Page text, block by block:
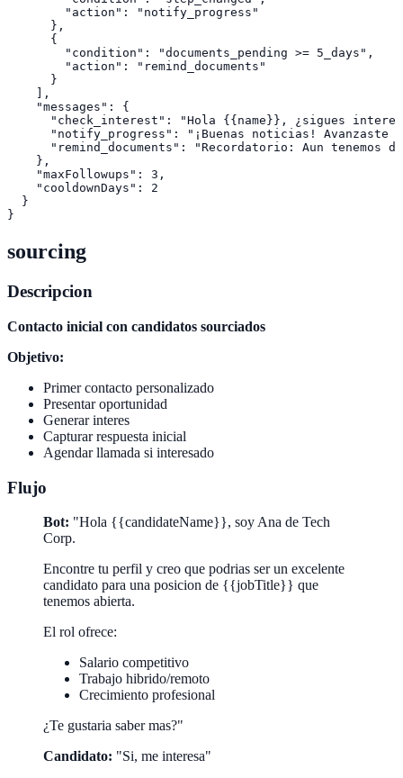
        "action": "notify_progress"
      },
      {
        "condition": "documents_pending >= 5_days",
        "action": "remind_documents"
      }
    ],
    "messages": {
"check_interest": "Hola {{name}}, ¿sigues
"notify_progress": "¡Buenas noticias! Avanzaste
"remind_documents": "Recordatorio: Aun tenemos
    },
    "maxFollowups": 3,
    "cooldownDays": 2
  }
sourcing
Descripcion
Contacto inicial con candidatos sourciados
Objetivo:
Primer contacto personalizado
Presentar oportunidad
Generar interes
Capturar respuesta inicial
Agendar llamada si interesado
Flujo
Bot: "Hola {{candidateName}}, soy Ana de Tech
Corp.
Encontre tu perfil y creo que podrias ser un excelente
candidato para una posicion de {{jobTitle}} que
tenemos abierta.
El rol ofrece:
Salario competitivo
Trabajo hibrido/remoto
Crecimiento profesional
¿Te gustaria saber mas?"
Candidato: "Si, me interesa"